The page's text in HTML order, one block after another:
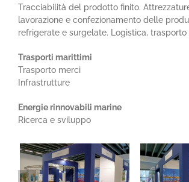
Tracciabilità del prodotto finito.
lavorazione e confezionamento delle
refrigerate e surgelate. Logistica, trasporto
Trasporti marittimi
Trasporto merci
Infrastrutture
Energie rinnovabili marine
Ricerca e sviluppo